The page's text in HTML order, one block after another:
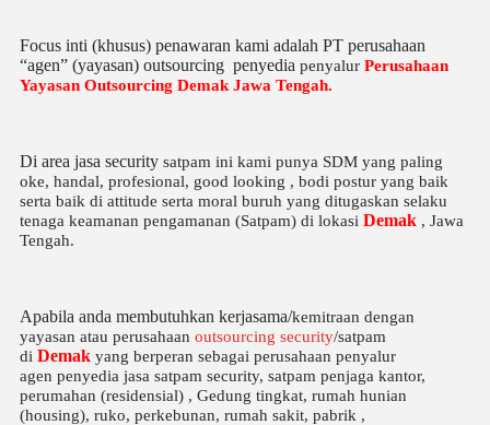
Focus inti (khusus) penawaran kami adalah PT perusahaan
“agen” (yayasan) outsourcing penyedia penyalur Perusahaan
Yayasan Outsourcing Demak Jawa Tengah.
Di area jasa security satpam ini kami punya SDM yang paling
oke, handal, profesional, good looking , bodi postur yang baik
serta baik di attitude serta moral buruh yang ditugaskan selaku
tenaga keamanan pengamanan (Satpam) di lokasi Demak , Jawa
Tengah.
Apabila anda membutuhkan kerjasama/kemitraan dengan
yayasan atau perusahaan outsourcing security/satpam
di Demak yang berperan sebagai perusahaan penyalur
agen penyedia jasa satpam security, satpam penjaga kantor,
perumahan (residensial) , Gedung tingkat, rumah hunian
(housing), ruko, perkebunan, rumah sakit, pabrik ,